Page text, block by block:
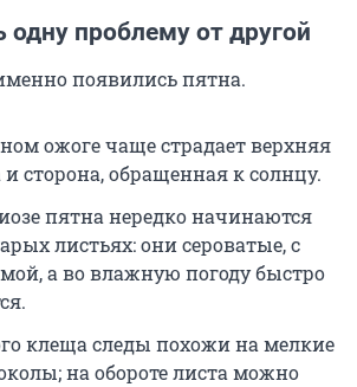
одну проблему от другой
появились пятна.
ожоге чаще страдает верхняя
и сторона, обращенная к солнцу.
пятна нередко начинаются
листьях: они сероватые, с
а во влажную погоду быстро
клеща следы похожи на мелкие
на обороте листа можно